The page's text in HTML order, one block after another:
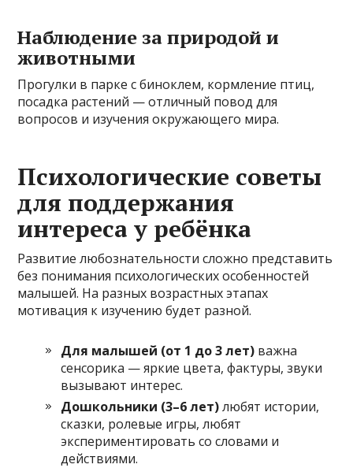
Наблюдение за природой и
животными
Прогулки в парке с биноклем, кормление птиц,
посадка растений — отличный повод для
вопросов и изучения окружающего мира.
Психологические советы
для поддержания
интереса у ребёнка
Развитие любознательности сложно представить
без понимания психологических особенностей
малышей. На разных возрастных этапах
мотивация к изучению будет разной.
Для малышей (от 1 до 3 лет) важна
сенсорика — яркие цвета, фактуры, звуки
вызывают интерес.
Дошкольники (3–6 лет)любят истории,
сказки, ролевые игры, любят
экспериментировать со словами и
действиями.